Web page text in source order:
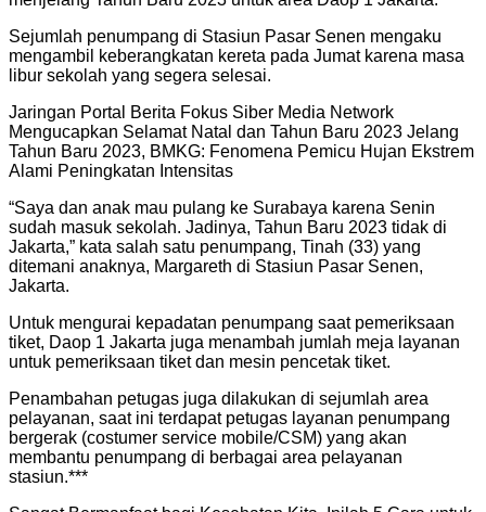
Sejumlah penumpang di Stasiun Pasar Senen mengaku
mengambil keberangkatan kereta pada Jumat karena masa
libur sekolah yang segera selesai.
Jaringan Portal Berita Fokus Siber Media Network
Mengucapkan Selamat Natal dan Tahun Baru 2023 Jelang
Tahun Baru 2023, BMKG: Fenomena Pemicu Hujan Ekstrem
Alami Peningkatan Intensitas
“Saya dan anak mau pulang ke Surabaya karena Senin
sudah masuk sekolah. Jadinya, Tahun Baru 2023 tidak di
Jakarta,” kata salah satu penumpang, Tinah (33) yang
ditemani anaknya, Margareth di Stasiun Pasar Senen,
Jakarta.
Untuk mengurai kepadatan penumpang saat pemeriksaan
tiket, Daop 1 Jakarta juga menambah jumlah meja layanan
untuk pemeriksaan tiket dan mesin pencetak tiket.
Penambahan petugas juga dilakukan di sejumlah area
pelayanan, saat ini terdapat petugas layanan penumpang
bergerak (costumer service mobile/CSM) yang akan
membantu penumpang di berbagai area pelayanan
stasiun.***